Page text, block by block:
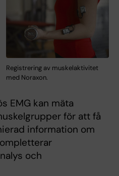
Registrering av muskelaktivitet
med Noraxon.
EMG kan mäta
för att få
information om
och